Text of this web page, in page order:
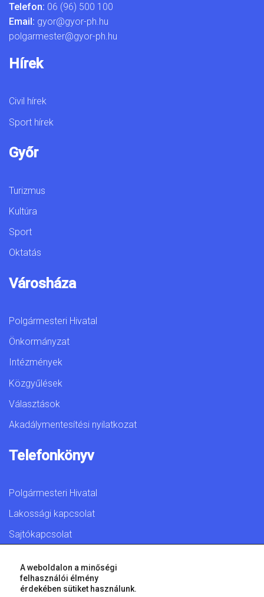
Telefon: 06 (96) 500 100
Email: gyor@gyor-ph.hu
polgarmester@gyor-ph.hu
Hírek
Civil hírek
Sport hírek
Győr
Turizmus
Kultúra
Sport
Oktatás
Városháza
Polgármesteri Hivatal
Önkormányzat
Intézmények
Közgyűlések
Választások
Akadálymentesítési nyilatkozat
Telefonkönyv
Polgármesteri Hivatal
Lakossági kapcsolat
Sajtókapcsolat
© 2026 Győr Megyei Jogú Város • Minden jog fenntartva!
A weboldalon a minőségi
felhasználói élmény
érdekében sütiket használunk.